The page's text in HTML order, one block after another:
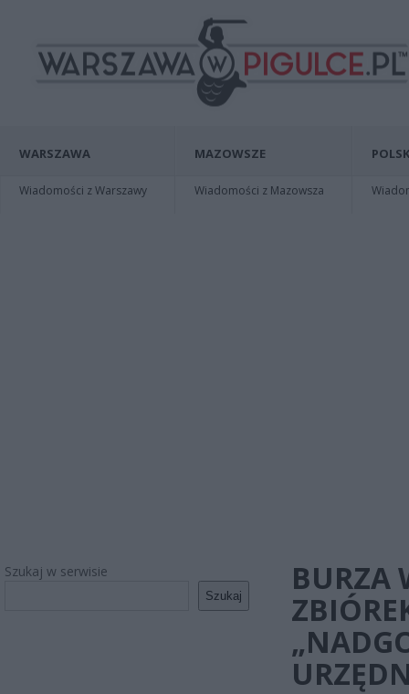
WARSZAWA
Wiadomości z Warszawy
MAZOWSZE
Wiadomości z Mazowsza
Szukaj w serwisie
Szukaj
BURZA